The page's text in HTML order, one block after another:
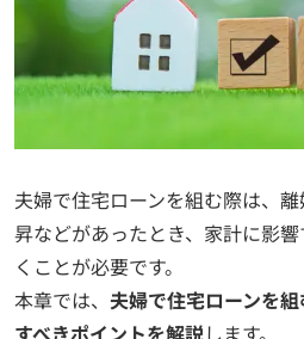
夫婦で住宅ローンを組む際は、
昇などがあったとき、家計に影
くことが必要です。
本章では、 夫婦で住宅ローンを